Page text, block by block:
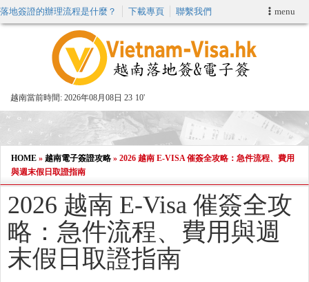
menu
落地簽證的辦理流程是什麼？ 下載專頁 聯繫我們
越南當前時間: 2026年08月08日 23 10'
申請簽證
VIP快速通關服务
加快E-VISA服務
查詢簽證狀態
HOME » 越南電子簽證攻略 » 2026 越南 E-VISA 催簽全攻略：急件流程、費用
與週末假日取證指南
2026 越南 E-Visa 催簽全攻
略：急件流程、費用與週
末假日取證指南